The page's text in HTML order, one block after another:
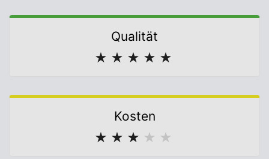
Qualität
★ ★ ★ ★ ★
Kosten
★ ★ ★ ★ ★